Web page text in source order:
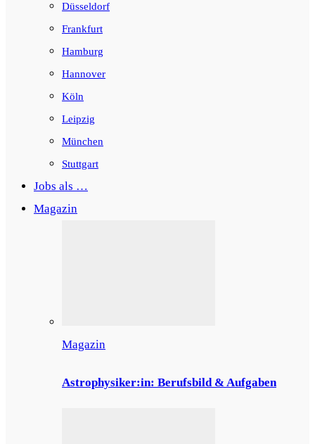
Düsseldorf
Frankfurt
Hamburg
Hannover
Köln
Leipzig
München
Stuttgart
Jobs als …
Magazin
Magazin
Astrophysiker:in: Berufsbild & Aufgaben